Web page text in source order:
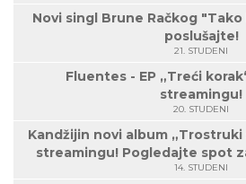
Novi singl Brune Račkog
poslušajte!
21. STUDENI
Fluentes - EP „Treći
streamingu!
20. STUDENI
Kandžijin novi album
streamingu! Pogledajte spot
14. STUDENI